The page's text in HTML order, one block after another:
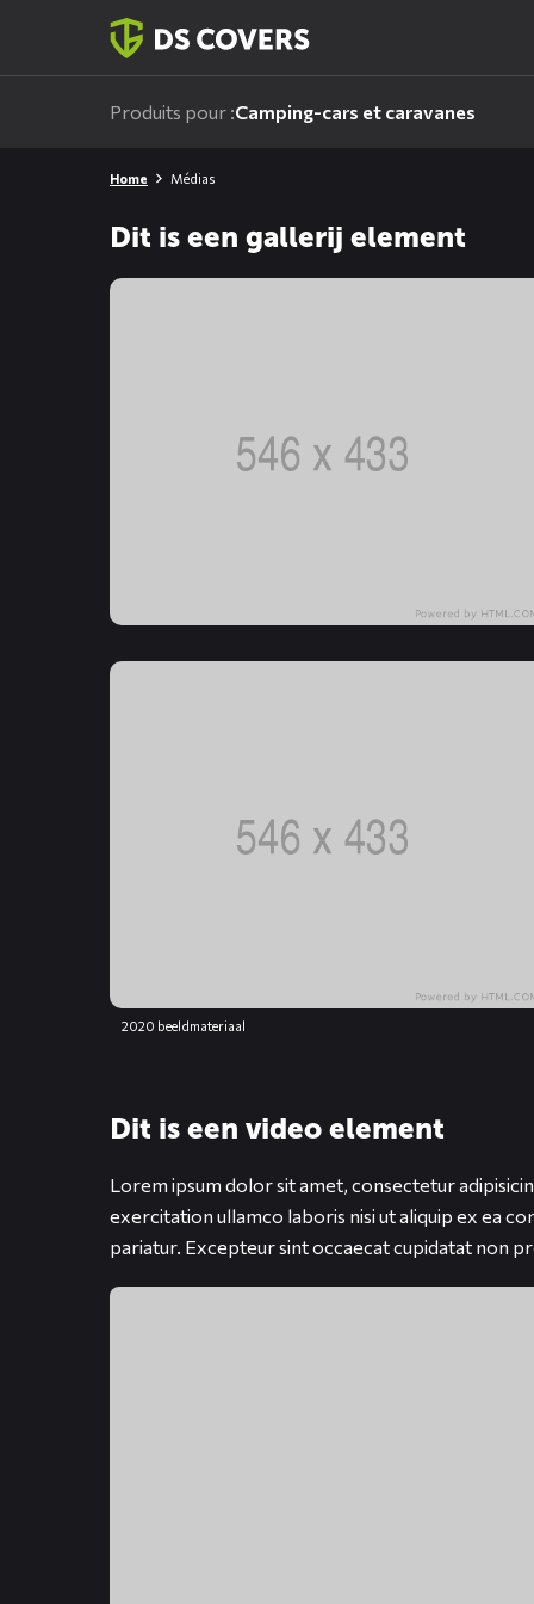
Produits pour :Camping-cars et caravanes
Home Médias
Dit is een gallerij element
2020 beeldmateriaal
Dit is een video element
Lorem ipsum dolor sit amet, consectetur
exercitation ullamco laboris nisi ut aliquip ex ea
pariatur. Excepteur sint occaecat cupidatat non